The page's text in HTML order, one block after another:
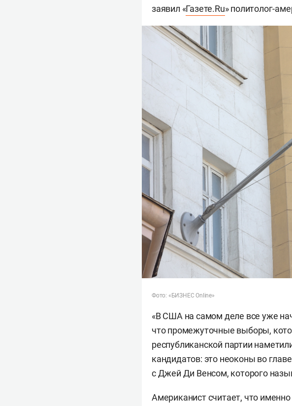
заявил «Газете.Ru» политолог-
Фото: «БИЗНЕС Online»
«В США на самом деле все уже
что промежуточные выборы,
республиканской партии
кандидатов: это неоконы во
с Джей Ди Венсом, которого
Американист считает, что